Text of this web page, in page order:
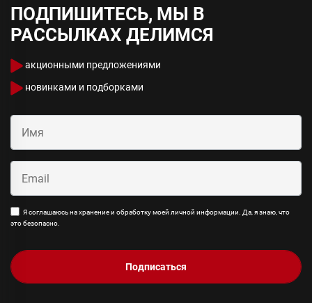
ПОДПИШИТЕСЬ, МЫ В
РАССЫЛКАХ ДЕЛИМСЯ
акционными предложениями
новинками и подборками
Я соглашаюсь на хранение и обработку моей личной информации. Да, я знаю, что
это безопасно.
Подписаться